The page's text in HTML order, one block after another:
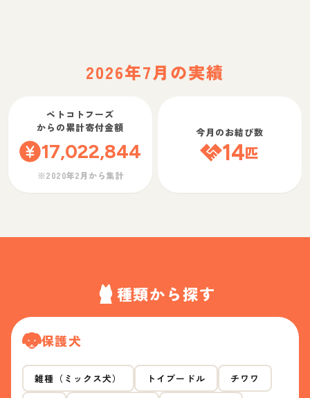
2026年7月の実績
ペトコトフーズ
からの累計寄付金額
17,022,844
※2020年2月から集計
今月のお結び数
14匹
種類から探す
保護犬
雑種（ミックス犬） トイプードル チワワ